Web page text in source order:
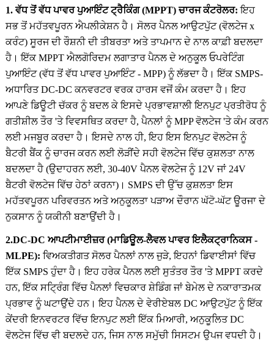
1. ਵੱਧ ਤੋਂ ਵੱਧ ਪਾਵਰ ਪੁਆਇੰਟ ਟ੍ਰੈਕਿੰਗ (MPPT) ਚਾਰਜ ਕੰਟਰੋਲਰ: ਇਹ
ਸਭ ਤੋਂ ਮਹੱਤਵਪੂਰਨ ਐਪਲੀਕੇਸ਼ਨ ਹੈ। ਸੋਲਰ ਪੈਨਲ ਆਉਟਪੁੱਟ (ਵੋਲਟੇਜ x
ਕਰੰਟ) ਸੂਰਜ ਦੀ ਰੌਸ਼ਨੀ ਦੀ ਤੀਬਰਤਾ ਅਤੇ ਤਾਪਮਾਨ ਦੇ ਨਾਲ ਕਾਫ਼ੀ ਬਦਲਦਾ
ਹੈ। ਇੱਕ MPPT ਐਲਗੋਰਿਦਮ ਲਗਾਤਾਰ ਪੈਨਲ ਦੇ ਅਨੁਕੂਲ ਓਪਰੇਟਿੰਗ
ਪੁਆਇੰਟ (ਵੱਧ ਤੋਂ ਵੱਧ ਪਾਵਰ ਪੁਆਇੰਟ - MPP) ਨੂੰ ਲੱਭਦਾ ਹੈ। ਇੱਕ SMPS-
ਅਧਾਰਿਤ DC-DC ਕਨਵਰਟਰ ਵਰਕ ਹਾਰਸ ਵਜੋਂ ਕੰਮ ਕਰਦਾ ਹੈ। ਇਹ
ਆਪਣੇ ਡਿਊਟੀ ਚੱਕਰ ਨੂੰ ਬਦਲ ਕੇ ਇਸਦੇ ਪ੍ਰਭਾਵਸ਼ਾਲੀ ਇਨਪੁਟ ਪ੍ਰਤੀਰੋਧ ਨੂੰ
ਗਤੀਸ਼ੀਲ ਤੌਰ 'ਤੇ ਵਿਵਸਥਿਤ ਕਰਦਾ ਹੈ, ਪੈਨਲਾਂ ਨੂੰ MPP ਵੋਲਟੇਜ 'ਤੇ ਕੰਮ ਕਰਨ
ਲਈ ਮਜਬੂਰ ਕਰਦਾ ਹੈ। ਇਸਦੇ ਨਾਲ ਹੀ, ਇਹ ਇਸ ਇਨਪੁਟ ਵੋਲਟੇਜ ਨੂੰ
ਬੈਟਰੀ ਬੈਂਕ ਨੂੰ ਚਾਰਜ ਕਰਨ ਲਈ ਲੋੜੀਂਦੇ ਸਹੀ ਵੋਲਟੇਜ ਵਿੱਚ ਕੁਸ਼ਲਤਾ ਨਾਲ
ਬਦਲਦਾ ਹੈ (ਉਦਾਹਰਨ ਲਈ, 30-40V ਪੈਨਲ ਵੋਲਟੇਜ ਨੂੰ 12V ਜਾਂ 24V
ਬੈਟਰੀ ਵੋਲਟੇਜ ਵਿੱਚ ਹੇਠਾਂ ਕਰਨਾ)। SMPS ਦੀ ਉੱਚ ਕੁਸ਼ਲਤਾ ਇਸ
ਮਹੱਤਵਪੂਰਨ ਪਰਿਵਰਤਨ ਅਤੇ ਅਨੁਕੂਲਤਾ ਪੜਾਅ ਦੌਰਾਨ ਘੱਟੋ-ਘੱਟ ਊਰਜਾ ਦੇ
ਨੁਕਸਾਨ ਨੂੰ ਯਕੀਨੀ ਬਣਾਉਂਦੀ ਹੈ।
2.DC-DC ਆਪਟੀਮਾਈਜ਼ਰ (ਮਾਡਿਊਲ-ਲੈਵਲ ਪਾਵਰ ਇਲੈਕਟ੍ਰਾਨਿਕਸ -
MLPE): ਵਿਅਕਤੀਗਤ ਸੋਲਰ ਪੈਨਲਾਂ ਨਾਲ ਜੁੜੇ, ਇਹਨਾਂ ਡਿਵਾਈਸਾਂ ਵਿੱਚ
ਇੱਕ SMPS ਹੁੰਦਾ ਹੈ। ਇਹ ਹਰੇਕ ਪੈਨਲ ਲਈ ਸੁਤੰਤਰ ਤੌਰ 'ਤੇ MPPT ਕਰਦੇ
ਹਨ, ਇੱਕ ਸਟ੍ਰਿੰਗ ਵਿੱਚ ਪੈਨਲਾਂ ਵਿਚਕਾਰ ਸ਼ੇਡਿੰਗ ਜਾਂ ਬੇਮੇਲ ਦੇ ਨਕਾਰਾਤਮਕ
ਪ੍ਰਭਾਵ ਨੂੰ ਘਟਾਉਂਦੇ ਹਨ। ਇਹ ਪੈਨਲ ਦੇ ਵੇਰੀਏਬਲ DC ਆਉਟਪੁੱਟ ਨੂੰ ਇੱਕ
ਕੇਂਦਰੀ ਇਨਵਰਟਰ ਵਿੱਚ ਇਨਪੁਟ ਲਈ ਇੱਕ ਮਿਆਰੀ, ਅਨੁਕੂਲਿਤ DC
ਵੋਲਟੇਜ ਵਿੱਚ ਵੀ ਬਦਲਦੇ ਹਨ, ਜਿਸ ਨਾਲ ਸਮੁੱਚੀ ਸਿਸਟਮ ਉਪਜ ਵਧਦੀ ਹੈ।